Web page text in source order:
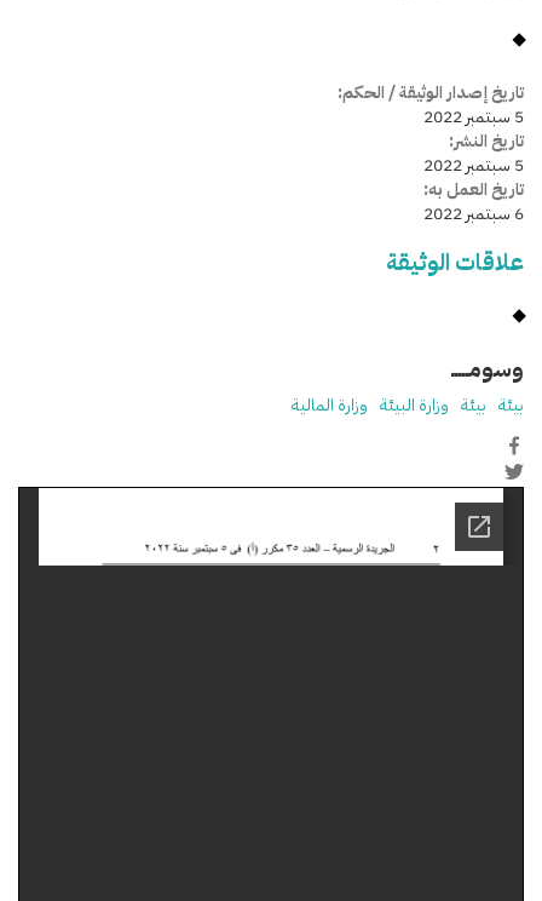
تاريخ إصدار الوثيقة / الحكم:
5 سبتمبر 2022
تاريخ النشر:
5 سبتمبر 2022
تاريخ العمل به:
6 سبتمبر 2022
علاقات الوثيقة
وسومـــــ
بيئة بيئة وزارة البيئة وزارة المالية